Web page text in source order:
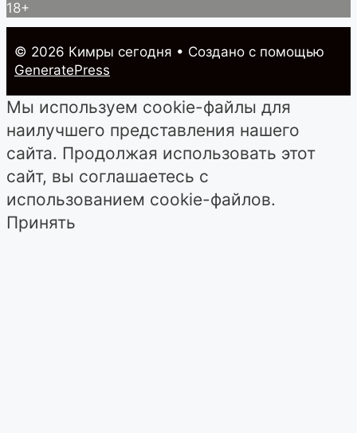
18+
© 2026 Кимры cегодня • Создано с помощью
GeneratePress
Мы используем cookie-файлы для
наилучшего представления нашего
сайта. Продолжая использовать этот
сайт, вы соглашаетесь с
использованием cookie-файлов.
Принять